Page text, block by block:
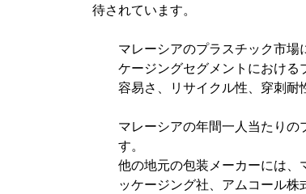
待されています。
マレーシアのプラスチック市
ケージングセグメントにおけ
容易さ、リサイクル性、穿刺耐
マレーシアの年間一人当たり
す。
他の地元の包装メーカーには
ッケージング社、アムコール